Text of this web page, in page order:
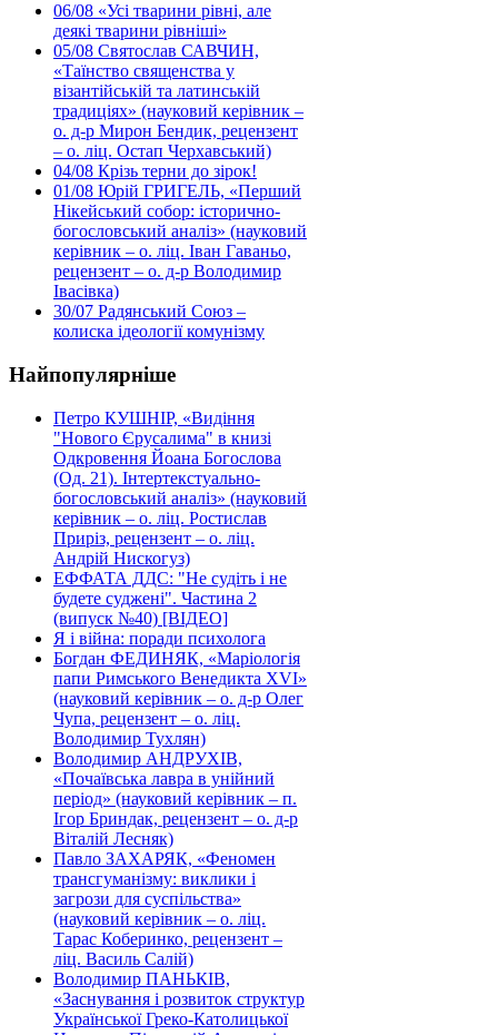
06/08 «Усі тварини рівні, але
деякі тварини рівніші»
05/08 Святослав САВЧИН,
«Таїнство священства у
візантійській та латинській
традиціях» (науковий керівник –
о. д-р Мирон Бендик, рецензент
– о. ліц. Остап Черхавський)
04/08 Крізь терни до зірок!
01/08 Юрій ГРИГЕЛЬ, «Перший
Нікейський собор: історично-
богословський аналіз» (науковий
керівник – о. ліц. Іван Гаваньо,
рецензент – о. д-р Володимир
Івасівка)
30/07 Радянський Союз –
колиска ідеології комунізму
Найпопулярніше
Петро КУШНІР, «Видіння
"Нового Єрусалима" в книзі
Одкровення Йоана Богослова
(Од. 21). Інтертекстуально-
богословський аналіз» (науковий
керівник – о. ліц. Ростислав
Приріз, рецензент – о. ліц.
Андрій Нискогуз)
ЕФФАТА ДДС: "Не судіть і не
будете суджені". Частина 2
(випуск №40) [ВІДЕО]
Я і війна: поради психолога
Богдан ФЕДИНЯК, «Маріологія
папи Римського Венедикта XVI»
(науковий керівник – о. д-р Олег
Чупа, рецензент – о. ліц.
Володимир Тухлян)
Володимир АНДРУХІВ,
«Почаївська лавра в унійний
період» (науковий керівник – п.
Ігор Бриндак, рецензент – о. д-р
Віталій Лесняк)
Павло ЗАХАРЯК, «Феномен
трансгуманізму: виклики і
загрози для суспільства»
(науковий керівник – о. ліц.
Тарас Коберинко, рецензент –
ліц. Василь Салій)
Володимир ПАНЬКІВ,
«Заснування і розвиток структур
Української Греко-Католицької